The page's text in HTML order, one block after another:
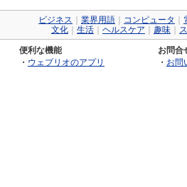
ビジネス 業界用語 コンピュータ
文化
生活 ヘルスケア 趣味
便利な機能
・ ウェブリオのアプリ
お問合
・ お問